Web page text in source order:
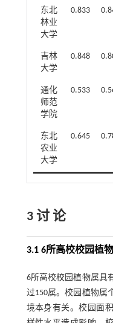
东北
林业
大学
0.833
吉林
大学
0.848
通化
师范
学院
0.533
东北
农业
大学
0.645
3 讨 论
3.1 6所高校校园植
6所高校校园植物属具
过150属。校园植物属
境本身有关。校园面